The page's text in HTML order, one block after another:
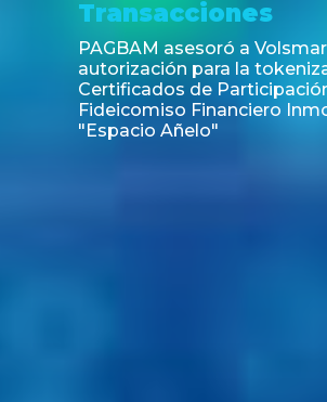
Transacciones
PAGBAM asesoró a
autorización para la
Certificados de
Fideicomiso Financiero
"Espacio Añelo"